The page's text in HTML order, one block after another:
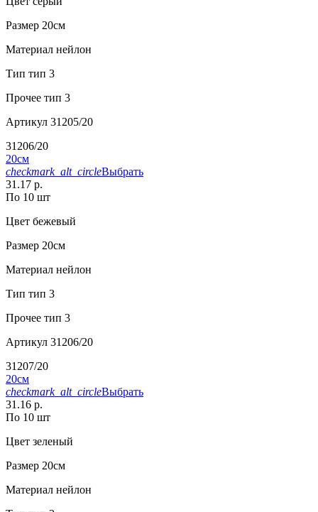
Размер 20см
Материал нейлон
Тип тип 3
Прочее тип 3
Артикул 31205/20
31206/20
20см
checkmark_alt_circleВыбрать
31.17 р.
По 10 шт
Цвет бежевый
Размер 20см
Материал нейлон
Тип тип 3
Прочее тип 3
Артикул 31206/20
31207/20
20см
checkmark_alt_circleВыбрать
31.16 р.
По 10 шт
Цвет зеленый
Размер 20см
Материал нейлон